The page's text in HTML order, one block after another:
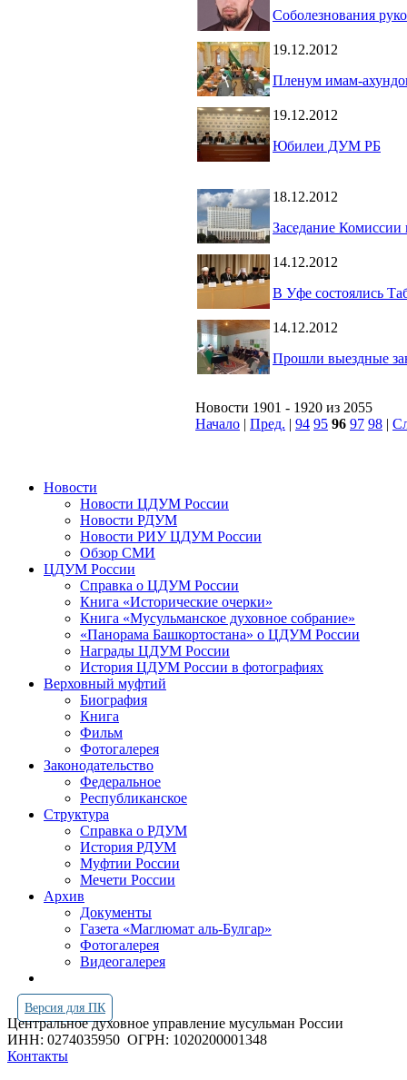
Соболезнования
19.12.2012
Пленум имам-
19.12.2012
Юбилеи ДУМ РБ
18.12.2012
Заседание
14.12.2012
В Уфе состоялись
14.12.2012
Прошли выездные
Новости 1901 - 1920 из 2055
Начало | Пред. | 94 95 96 97 98 |
Новости
Новости ЦДУМ России
Новости РДУМ
Новости РИУ ЦДУМ России
Обзор СМИ
ЦДУМ России
Справка о ЦДУМ России
Книга «Исторические очерки»
Книга «Мусульманское духовное собрание»
«Панорама Башкортостана» о ЦДУМ России
Награды ЦДУМ России
История ЦДУМ России в фотографиях
Верховный муфтий
Биография
Книга
Фильм
Фотогалерея
Законодательство
Федеральное
Республиканское
Структура
Справка о РДУМ
История РДУМ
Муфтии России
Мечети России
Архив
Документы
Газета «Маглюмат аль-Булгар»
Фотогалерея
Видеогалерея
Версия для ПК
Центральное духовное управление мусульман России
ИНН: 0274035950 ОГРН: 1020200001348
Контакты